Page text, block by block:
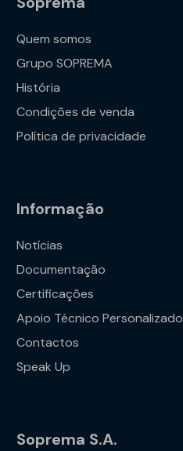
Quem somos
Grupo SOPREMA
História
Condições de venda
Política de privacidade
Informação
Notícias
Documentação
Certificações
Apoio Técnico Personalizado
Contactos
Speak Up
Soprema S.A.